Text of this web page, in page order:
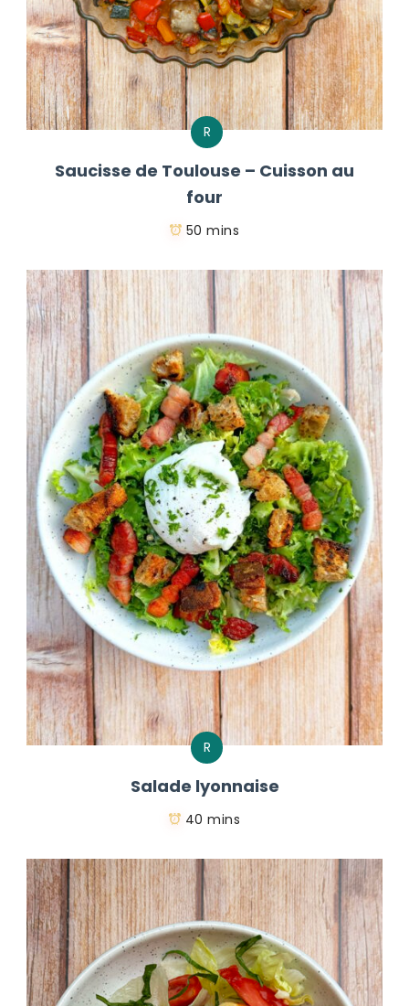
R
Saucisse de Toulouse – Cuisson au
four
50 mins
R
Salade lyonnaise
40 mins